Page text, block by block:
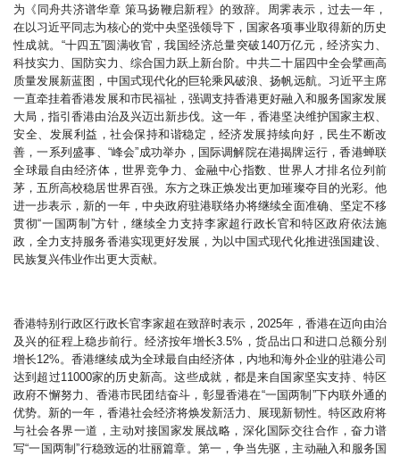
为《同舟共济谱华章 策马扬鞭启新程》的致辞。周霁表示，过去一年，
在以习近平同志为核心的党中央坚强领导下，国家各项事业取得新的历史
性成就。“十四五”圆满收官，我国经济总量突破140万亿元，经济实力、
科技实力、国防实力、综合国力跃上新台阶。中共二十届四中全会擘画高
质量发展新蓝图，中国式现代化的巨轮乘风破浪、扬帆远航。习近平主席
一直牵挂着香港发展和市民福祉，强调支持香港更好融入和服务国家发展
大局，指引香港由治及兴迈出新步伐。这一年，香港坚决维护国家主权、
安全、发展利益，社会保持和谐稳定，经济发展持续向好，民生不断改
善，一系列盛事、“峰会”成功举办，国际调解院在港揭牌运行，香港蝉联
全球最自由经济体，世界竞争力、金融中心指数、世界人才排名位列前
茅，五所高校稳居世界百强。东方之珠正焕发出更加璀璨夺目的光彩。他
进一步表示，新的一年，中央政府驻港联络办将继续全面准确、坚定不移
贯彻“一国两制”方针，继续全力支持李家超行政长官和特区政府依法施
政，全力支持服务香港实现更好发展，为以中国式现代化推进强国建设、
民族复兴伟业作出更大贡献。
香港特别行政区行政长官李家超在致辞时表示，2025年，香港在迈向由治
及兴的征程上稳步前行。经济按年增长3.5%，货品出口和进口总额分别
增长12%。香港继续成为全球最自由经济体，内地和海外企业的驻港公司
达到超过11000家的历史新高。这些成就，都是来自国家坚实支持、特区
政府不懈努力、香港市民团结奋斗，彰显香港在“一国两制”下内联外通的
优势。新的一年，香港社会经济将焕发新活力、展现新韧性。特区政府将
与社会各界一道，主动对接国家发展战略，深化国际交往合作，奋力谱
写“一国两制”行稳致远的壮丽篇章。第一，争当先驱，主动融入和服务国